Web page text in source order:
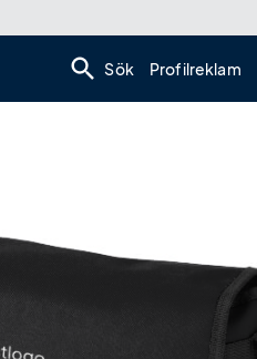
search Sök Profilreklam